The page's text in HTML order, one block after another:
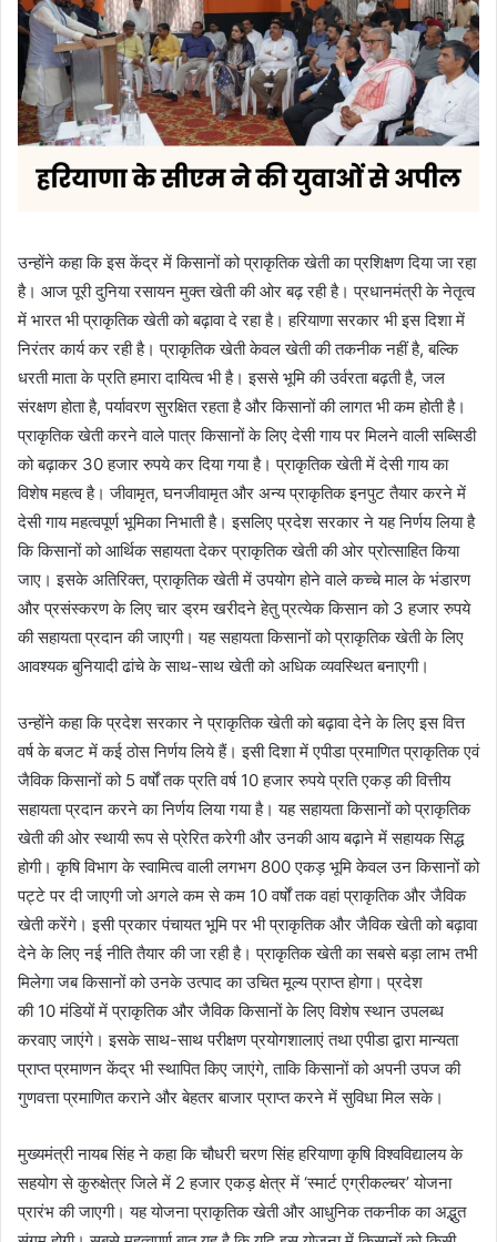
उन्होंने कहा कि इस केंद्र में किसानों को प्राकृतिक खेती का प्रशिक्षण दिया जा रहा
है। आज पूरी दुनिया रसायन मुक्त खेती की ओर बढ़ रही है। प्रधानमंत्री के नेतृत्व
में भारत भी प्राकृतिक खेती को बढ़ावा दे रहा है। हरियाणा सरकार भी इस दिशा में
निरंतर कार्य कर रही है। प्राकृतिक खेती केवल खेती की तकनीक नहीं है, बल्कि
धरती माता के प्रति हमारा दायित्व भी है। इससे भूमि की उर्वरता बढ़ती है, जल
संरक्षण होता है, पर्यावरण सुरक्षित रहता है और किसानों की लागत भी कम होती है।
प्राकृतिक खेती करने वाले पात्र किसानों के लिए देसी गाय पर मिलने वाली सब्सिडी
को बढ़ाकर 30 हजार रुपये कर दिया गया है। प्राकृतिक खेती में देसी गाय का
विशेष महत्व है। जीवामृत, घनजीवामृत और अन्य प्राकृतिक इनपुट तैयार करने में
देसी गाय महत्वपूर्ण भूमिका निभाती है। इसलिए प्रदेश सरकार ने यह निर्णय लिया है
कि किसानों को आर्थिक सहायता देकर प्राकृतिक खेती की ओर प्रोत्साहित किया
जाए। इसके अतिरिक्त, प्राकृतिक खेती में उपयोग होने वाले कच्चे माल के भंडारण
और प्रसंस्करण के लिए चार ड्रम खरीदने हेतु प्रत्येक किसान को 3 हजार रुपये
की सहायता प्रदान की जाएगी। यह सहायता किसानों को प्राकृतिक खेती के लिए
आवश्यक बुनियादी ढांचे के साथ-साथ खेती को अधिक व्यवस्थित बनाएगी।
उन्होंने कहा कि प्रदेश सरकार ने प्राकृतिक खेती को बढ़ावा देने के लिए इस वित्त
वर्ष के बजट में कई ठोस निर्णय लिये हैं। इसी दिशा में एपीडा प्रमाणित प्राकृतिक एवं
जैविक किसानों को 5 वर्षों तक प्रति वर्ष 10 हजार रुपये प्रति एकड़ की वित्तीय
सहायता प्रदान करने का निर्णय लिया गया है। यह सहायता किसानों को प्राकृतिक
खेती की ओर स्थायी रूप से प्रेरित करेगी और उनकी आय बढ़ाने में सहायक सिद्ध
होगी। कृषि विभाग के स्वामित्व वाली लगभग 800 एकड़ भूमि केवल उन किसानों को
पट्टे पर दी जाएगी जो अगले कम से कम 10 वर्षों तक वहां प्राकृतिक और जैविक
खेती करेंगे। इसी प्रकार पंचायत भूमि पर भी प्राकृतिक और जैविक खेती को बढ़ावा
देने के लिए नई नीति तैयार की जा रही है। प्राकृतिक खेती का सबसे बड़ा लाभ तभी
मिलेगा जब किसानों को उनके उत्पाद का उचित मूल्य प्राप्त होगा। प्रदेश
की 10 मंडियों में प्राकृतिक और जैविक किसानों के लिए विशेष स्थान उपलब्ध
करवाए जाएंगे। इसके साथ-साथ परीक्षण प्रयोगशालाएं तथा एपीडा द्वारा मान्यता
प्राप्त प्रमाणन केंद्र भी स्थापित किए जाएंगे, ताकि किसानों को अपनी उपज की
गुणवत्ता प्रमाणित कराने और बेहतर बाजार प्राप्त करने में सुविधा मिल सके।
मुख्यमंत्री नायब सिंह ने कहा कि चौधरी चरण सिंह हरियाणा कृषि विश्वविद्यालय के
सहयोग से कुरुक्षेत्र जिले में 2 हजार एकड़ क्षेत्र में ‘स्मार्ट एग्रीकल्चर’ योजना
प्रारंभ की जाएगी। यह योजना प्राकृतिक खेती और आधुनिक तकनीक का अद्भुत